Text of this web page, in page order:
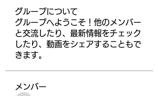
グループについて
グループへようこそ！他のメンバー
と交流したり、最新情報をチェック
したり、動画をシェアすることもで
きます。
メンバー